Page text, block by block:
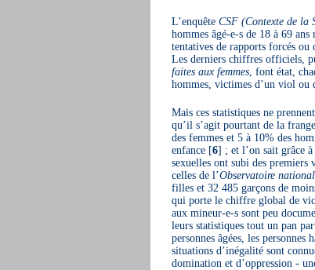
L’enquête CSF (Contexte de la
hommes âgé-e-s de 18 à 69
tentatives de rapports forcés ou
Les derniers chiffres officiels,
faites aux femmes, font état,
hommes, victimes d’un viol ou
Mais ces statistiques ne
qu’il s’agit pourtant de la
des femmes et 5 à 10% des
enfance[6] ; et l’on sait grâce à
sexuelles ont subi des premiers
celles de l’Observatoire
filles et 32 485 garçons de
qui porte le chiffre global de
aux mineur-e-s sont peu
leurs statistiques tout un pan
personnes âgées, les personnes
situations d’inégalité sont
domination et d’oppression -